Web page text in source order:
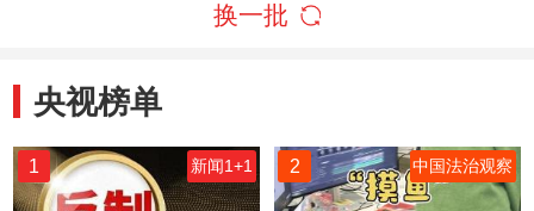
换一批
央视榜单
1 新闻1+1 2 中国法治观察